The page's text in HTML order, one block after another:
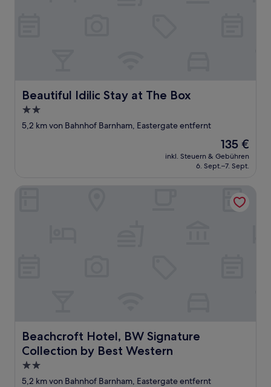
Beautiful Idilic Stay at The Box
Beautiful Idilic Stay at The Box
2.0-
Sterne-
5,2 km von Bahnhof Barnham, Eastergate entfernt
Der
Preis
beträgt
135 €
inkl. Steuern & Gebühren
6. Sept.–7. Sept.
Beachcroft Hotel, BW Signature
Collection by Best Western
Beachcroft Hotel, BW Signature Collection by Best
2.0-
Sterne-
5,2 km von Bahnhof Barnham, Eastergate entfernt
Beachcroft Hotel, BW Signature Collection by Best